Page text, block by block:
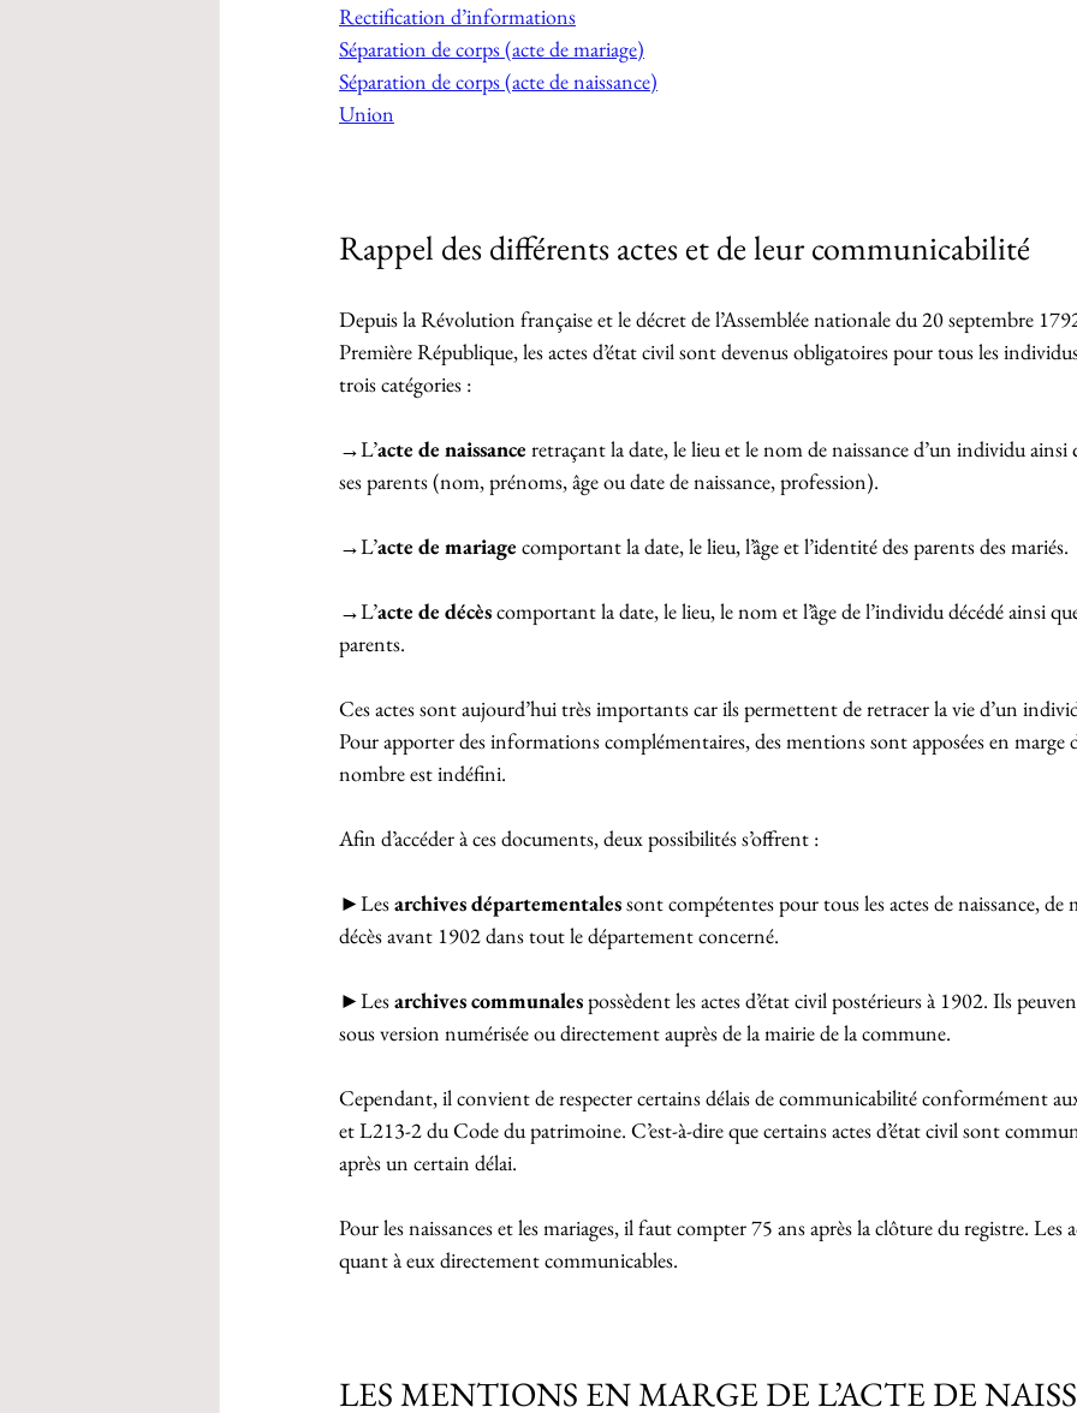
Rectification d’informations
Séparation de corps (acte de mariage)
Séparation de corps (acte de naissance)
Union
Rappel des différents actes et de leur communicabilité
Depuis la Révolution française et le décret de l’Assemblée nationale du 20 septembre
Première République, les actes d’état civil sont devenus obligatoires pour tous les
trois catégories :
→L’acte de naissance retraçant la date, le lieu et le nom de naissance d’un individu
ses parents (nom, prénoms, âge ou date de naissance, profession).
→L’acte de mariage comportant la date, le lieu, l’âge et l’identité des parents des mariés.
→L’acte de décès comportant la date, le lieu, le nom et l’âge de l’individu décédé ainsi
parents.
Ces actes sont aujourd’hui très importants car ils permettent de retracer la vie d’un
Pour apporter des informations complémentaires, des mentions sont apposées en marge
nombre est indéfini.
Afin d’accéder à ces documents, deux possibilités s’offrent :
►Les archives départementales sont compétentes pour tous les actes de naissance, de
décès avant 1902 dans tout le département concerné.
►Les archives communales possèdent les actes d’état civil postérieurs à 1902. Ils
sous version numérisée ou directement auprès de la mairie de la commune.
Cependant, il convient de respecter certains délais de communicabilité conformément
et L213-2 du Code du patrimoine. C’est-à-dire que certains actes d’état civil sont
après un certain délai.
Pour les naissances et les mariages, il faut compter 75 ans après la clôture du registre. Les
quant à eux directement communicables.
LES MENTIONS EN MARGE DE L’ACTE DE